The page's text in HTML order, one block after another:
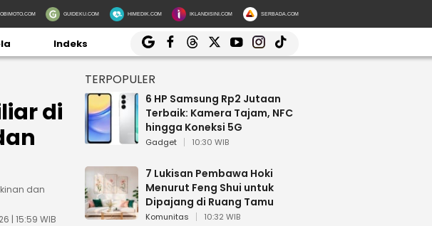
GUIDEKU.COM HIMEDIK.COM IKLANDISINI.COM SERBADA.COM
Indeks
di
dan
| 15:59 WIB
TERPOPULER
6 HP Samsung Rp2 Jutaan
Terbaik: Kamera Tajam, NFC
hingga Koneksi 5G
Gadget 10:30 WIB
7 Lukisan Pembawa Hoki
Menurut Feng Shui untuk
Dipajang di Ruang Tamu
Komunitas 10:32 WIB